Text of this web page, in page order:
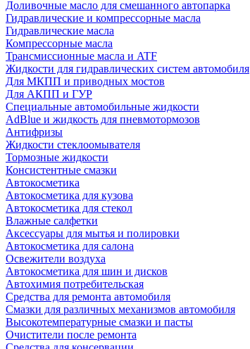
Доливочные масло для смешанного автопарка
Гидравлические и компрессорные масла
Гидравлические масла
Компрессорные масла
Трансмиссионные масла и ATF
Жидкости для гидравлических систем автомобиля
Для МКПП и приводных мостов
Для АКПП и ГУР
Специальные автомобильные жидкости
AdBlue и жидкость для пневмотормозов
Антифризы
Жидкости стеклоомывателя
Тормозные жидкости
Консистентные смазки
Автокосметика
Автокосметика для кузова
Автокосметика для стекол
Влажные салфетки
Аксессуары для мытья и полировки
Автокосметика для салона
Освежители воздуха
Автокосметика для шин и дисков
Автохимия потребительская
Средства для ремонта автомобиля
Смазки для различных механизмов автомобиля
Высокотемпературные смазки и пасты
Очистители после ремонта